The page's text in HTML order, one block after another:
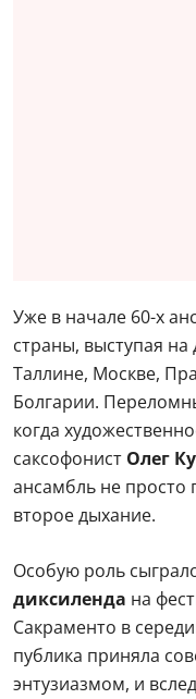
Уже в начале 60-х
страны, выступая
Таллине, Москве,
Болгарии.
когда
саксофонист Олег
ансамбль не
второе дыхание.
Особую роль
диксиленда на
Сакраменто в
публика приняла
энтузиазмом, и